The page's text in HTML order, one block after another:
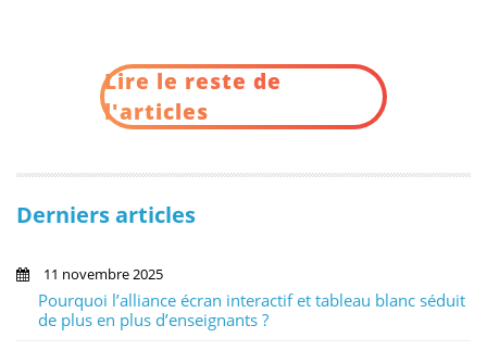
classe »
Lire le reste de
l'articles
Derniers articles
11 novembre 2025
Pourquoi l’alliance écran interactif et tableau blanc séduit
de plus en plus d’enseignants ?